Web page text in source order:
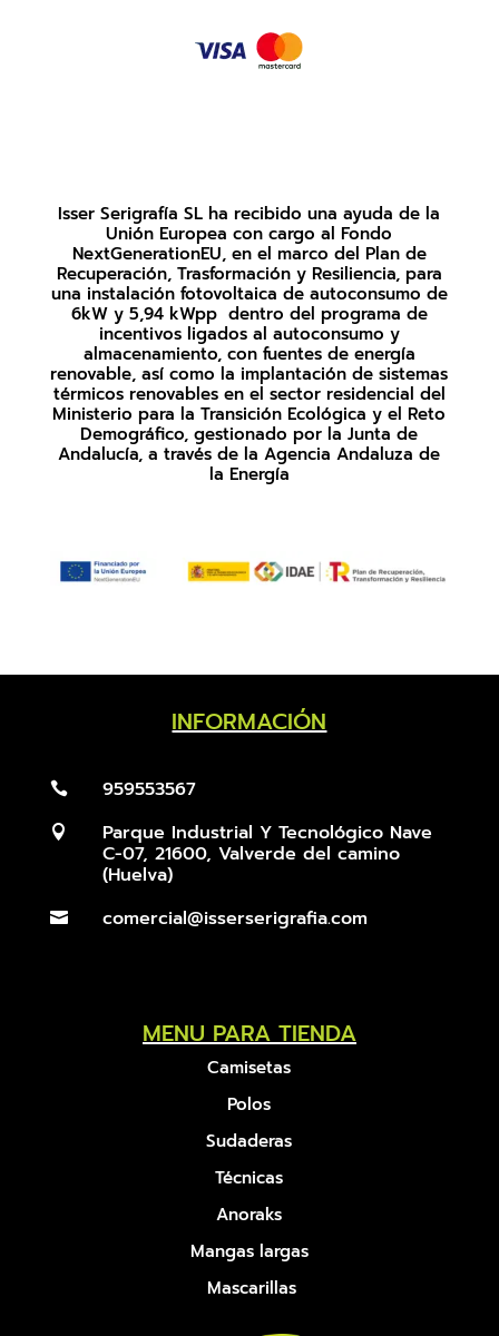
Isser Serigrafía SL ha recibido una ayuda de la
Unión Europea con cargo al Fondo
NextGenerationEU, en el marco del Plan de
Recuperación, Trasformación y Resiliencia, para
una instalación fotovoltaica de autoconsumo de
6kW y 5,94 kWpp dentro del programa de
incentivos ligados al autoconsumo y
almacenamiento, con fuentes de energía
renovable, así como la implantación de sistemas
térmicos renovables en el sector residencial del
Ministerio para la Transición Ecológica y el Reto
Demográfico, gestionado por la Junta de
Andalucía, a través de la Agencia Andaluza de
la Energía
INFORMACIÓN
 959553567
 Parque Industrial Y Tecnológico Nave
C-07, 21600, Valverde del camino
(Huelva)
 comercial@isserserigrafia.com
MENU PARA TIENDA
Camisetas
Polos
Sudaderas
Técnicas
Anoraks
Mangas largas
Mascarillas